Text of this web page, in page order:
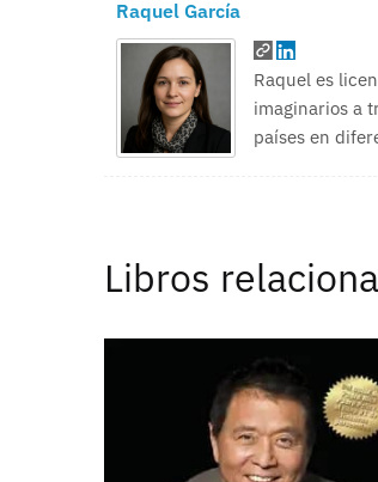
Raquel García
Raquel es
imaginarios a
países en
Libros